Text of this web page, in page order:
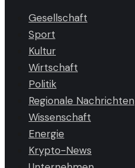
Gesellschaft
Sport
Kultur
Wirtschaft
Politik
Regionale Nachrichten
Wissenschaft
Energie
Krypto-News